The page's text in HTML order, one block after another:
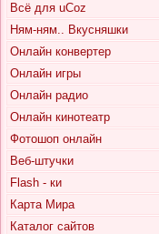
Всё для uCoz
Ням-ням.. Вкусняшки
Онлайн конвертер
Онлайн игры
Онлайн радио
Онлайн кинотеатр
Фотошоп онлайн
Веб-штучки
Flash - ки
Карта Мира
Каталог сайтов